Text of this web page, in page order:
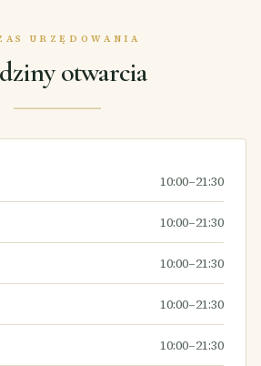
URZĘDOWANIA
otwarcia
10:00–21:30
10:00–21:30
10:00–21:30
10:00–21:30
10:00–21:30